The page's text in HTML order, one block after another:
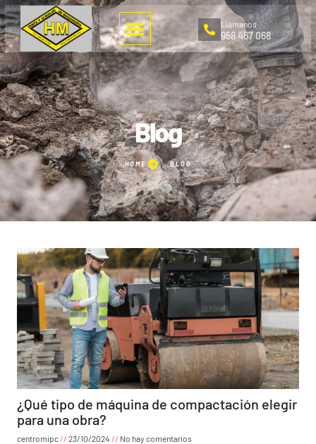
Llámanos
958 467 068
Blog
HOME BLOG
¿Qué tipo de máquina de compactación elegir
para una obra?
centromipc 23/10/2024 No hay comentarios